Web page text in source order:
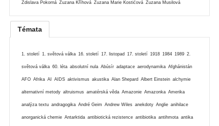
Zdislava Pokorná Zuzana Kříhová Zuzana Marie Kostićová Zuzana Musilová
Témata
1. století 1. světová válka 16. století 17. listopad 17. století 1918 1984 1989 2.
světová válka 60. léta absolutní nula Abúsír adaptace aerodynamika Afghánistán
AFO Afrika AI AIDS aktivismus akustika Alan Shepard Albert Einstein alchymie
alternativní metody altruismus amatérská věda Amazonie Amazonka Amerika
analýza textu andragogika André Geim Andrew Wiles anekdoty Anglie anihilace
anorganická chemie Antarktida antibiotická rezistence antibiotika antihmota antika